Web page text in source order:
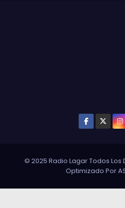
© 2025 Radio Lagar Todos
Optimizado Por